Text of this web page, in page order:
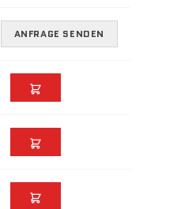
ANFRAGE SENDEN